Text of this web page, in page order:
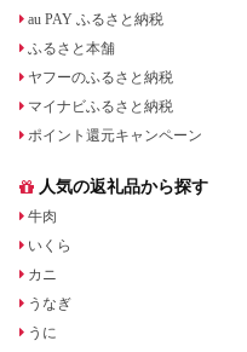
au PAY ふるさと納税
ふるさと本舗
ヤフーのふるさと納税
マイナビふるさと納税
ポイント還元キャンペーン
人気の返礼品から探す
牛肉
いくら
カニ
うなぎ
うに